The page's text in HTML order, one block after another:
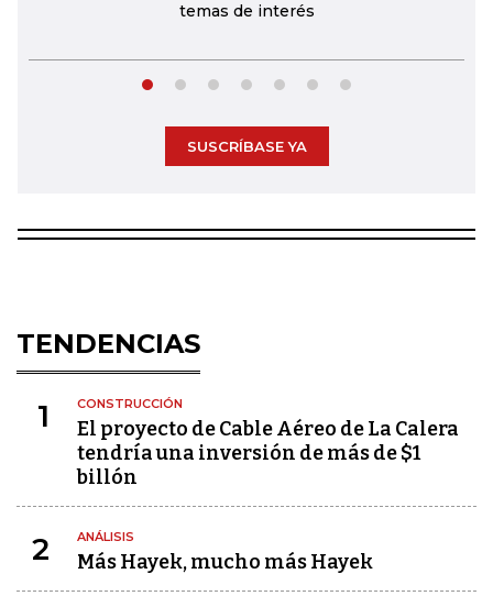
temas de interés
SUSCRÍBASE YA
TENDENCIAS
1 CONSTRUCCIÓN
El proyecto de Cable Aéreo de La Calera
tendría una inversión de más de $1
billón
2 ANÁLISIS
Más Hayek, mucho más Hayek